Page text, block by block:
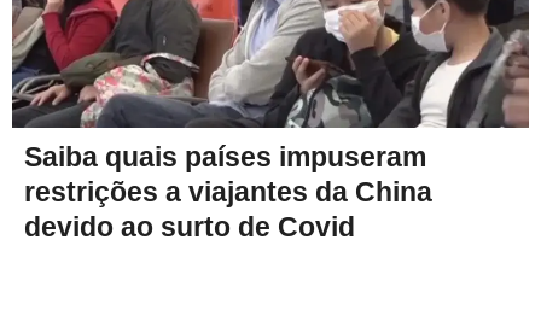
Saiba quais países impuseram
restrições a viajantes da China
devido ao surto de Covid